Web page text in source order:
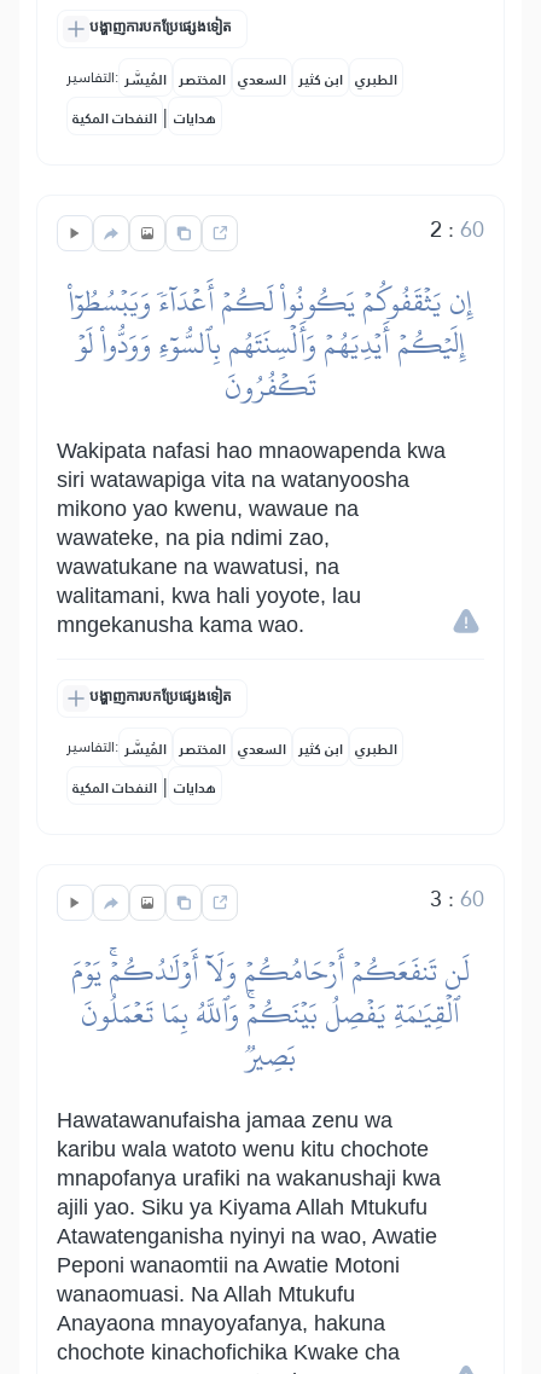
បង្ហាញការបកប្រែផ្សេងទៀត
التفاسير: المُيسَّر المختصر السعدي ابن كثير الطبري
النفحات المكية | هدايات
2 :60
إِن يَثۡقَفُوكُمۡ يَكُونُواْ لَكُمۡ أَعۡدَآءٗ وَيَبۡسُطُوٓاْ
إِلَيۡكُمۡ أَيۡدِيَهُمۡ وَأَلۡسِنَتَهُم بِٱلسُّوٓءِ وَوَدُّواْ لَوۡ
تَكۡفُرُونَ
Wakipata nafasi hao mnaowapenda kwa
siri watawapiga vita na watanyoosha
mikono yao kwenu, wawaue na
wawateke, na pia ndimi zao,
wawatukane na wawatusi, na
walitamani, kwa hali yoyote, lau
mngekanusha kama wao.
បង្ហាញការបកប្រែផ្សេងទៀត
التفاسير: المُيسَّر المختصر السعدي ابن كثير الطبري
النفحات المكية | هدايات
3 :60
لَن تَنفَعَكُمۡ أَرۡحَامُكُمۡ وَلَآ أَوۡلَٰدُكُمۡۚ يَوۡمَ
ٱلۡقِيَٰمَةِ يَفۡصِلُ بَيۡنَكُمۡۚ وَٱللَّهُ بِمَا تَعۡمَلُونَ
بَصِيرٞ
Hawatawanufaisha jamaa zenu wa
karibu wala watoto wenu kitu chochote
mnapofanya urafiki na wakanushaji kwa
ajili yao. Siku ya Kiyama Allah Mtukufu
Atawatenganisha nyinyi na wao, Awatie
Peponi wanaomtii na Awatie Motoni
wanaomuasi. Na Allah Mtukufu
Anayaona mnayoyafanya, hakuna
chochote kinachofichika Kwake cha